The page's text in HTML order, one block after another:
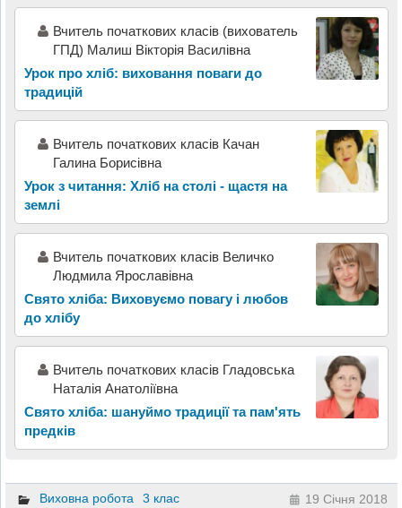
Вчитель початкових класів (вихователь
ГПД) Малиш Вікторія Василівна
Урок про хліб: виховання поваги до
традицій
Вчитель початкових класів Качан
Галина Борисівна
Урок з читання: Хліб на столі - щастя на
землі
Вчитель початкових класів Величко
Людмила Ярославівна
Свято хліба: Виховуємо повагу і любов
до хлібу
Вчитель початкових класів Гладовська
Наталія Анатоліївна
Свято хліба: шануймо традиції та пам'ять
предків
Виховна робота 3 клас 19 Січня 2018